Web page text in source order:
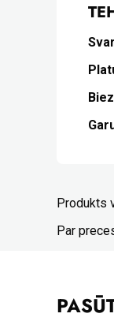
Produkts
Par